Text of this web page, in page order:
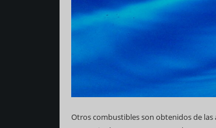
Otros combustibles son obtenidos de